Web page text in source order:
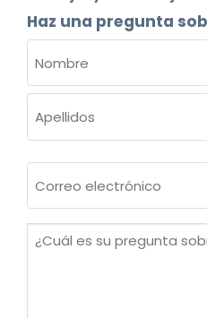
Haz una pregunta
(OBLIGATORIO)
Nombre
electrónico
¿Cuál